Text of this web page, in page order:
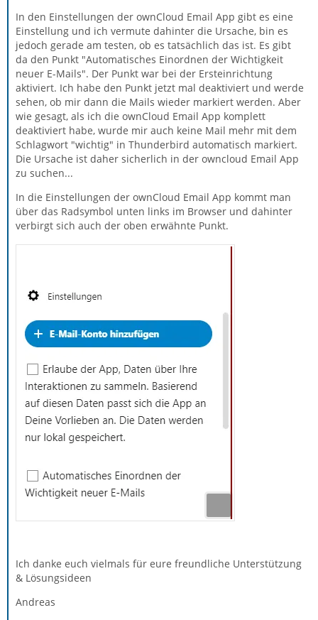
In den Einstellungen der ownCloud Email App gibt es eine
Einstellung und ich vermute dahinter die Ursache, bin es
jedoch gerade am testen, ob es tatsächlich das ist. Es gibt
da den Punkt "Automatisches Einordnen der Wichtigkeit
neuer E-Mails". Der Punkt war bei der Ersteinrichtung
aktiviert. Ich habe den Punkt jetzt mal deaktiviert und werde
sehen, ob mir dann die Mails wieder markiert werden. Aber
wie gesagt, als ich die ownCloud Email App komplett
deaktiviert habe, wurde mir auch keine Mail mehr mit dem
Schlagwort "wichtig" in Thunderbird automatisch markiert.
Die Ursache ist daher sicherlich in der owncloud Email App
zu suchen...
In die Einstellungen der ownCloud Email App kommt man
über das Radsymbol unten links im Browser und dahinter
verbirgt sich auch der oben erwähnte Punkt.
Ich danke euch vielmals für eure freundliche Unterstützung
& Lösungsideen
Andreas